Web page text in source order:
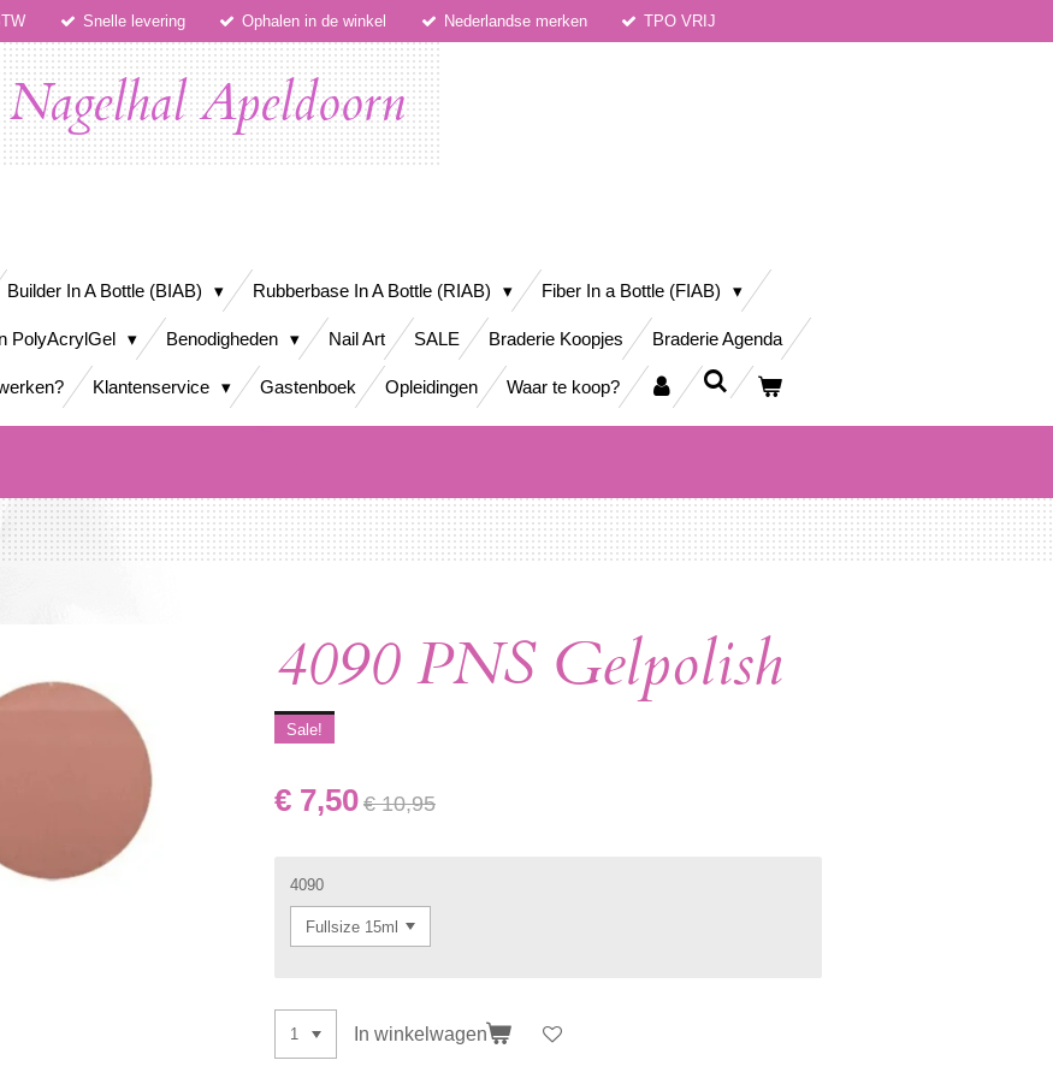
Snelle levering Ophalen in de winkel Nederlandse merken TPO VRIJ
Apeldoorn
Builder In A Bottle (BIAB) Rubberbase In A Bottle (RIAB) Fiber In a Bottle (FIAB)
PolyAcrylGel Benodigheden Nail Art SALE Braderie Koopjes Braderie Agenda
Klantenservice Gastenboek Opleidingen Waar te koop?
4090 PNS Gelpolish
Sale!
€ 7,50€ 10,95
4090
In winkelwagen